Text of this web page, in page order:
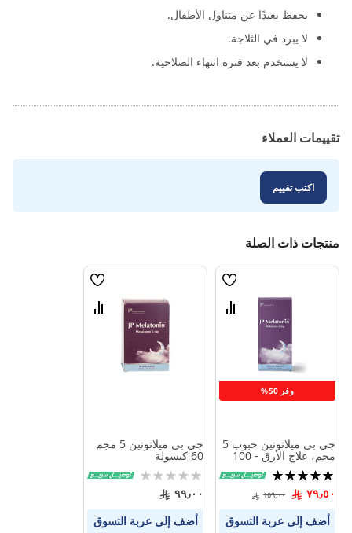
يحفظ بعيدًا عن متناول الأطفال.
لا يبرد في الثلاجة.
لا يستخدم بعد فترة انتهاء الصلاحية.
تقييمات العملاء
اكتب تقييم
منتجات ذات الصلة
وفر 50%
قائمة
قارن
جي بي ميلاتونين حبوب 5
مجم، علاج الأرق - 100
كبسولة
تقييم:
100%
٧٩٫٥٠ ١٥٩٫٠٠
أضف إلى عربة التسوق
قائمة
قارن
جي بي ميلاتونين 5 مجم
60 كبسولة
Rating:
٩٩٫٠٠
أضف إلى عربة التسوق